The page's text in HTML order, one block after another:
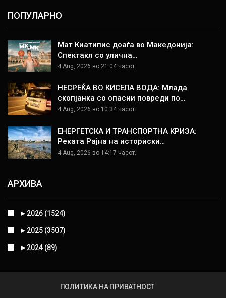
ПОПУЛАРНО
Мат Киатипис доаѓа во Македонија:
Спектакл со улична…
4 Aug, 2026 во 21:04 часот.
НЕСРЕЌА ВО КИСЕЛА ВОДА: Млада
скопјанка со опасни повреди по…
4 Aug, 2026 во 10:34 часот.
ЕНЕРГЕТСКА И ТРАНСПОРТНА КРИЗА:
Реката Рајна на историски…
4 Aug, 2026 во 14:17 часот.
АРХИВА
► 2026 (1524)
► 2025 (3507)
► 2024 (89)
ПОЛИТИКА НА ПРИВАТНОСТ